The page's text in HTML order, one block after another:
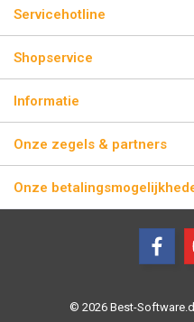
BLIKSEMVERZENDING
Servicehotline
Shopservice
Informatie
Onze zegels & partners
Onze
© 2026 Best-